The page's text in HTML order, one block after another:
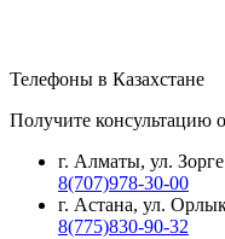
Телефоны в Казахстане
Получите консультацию
г. Алматы, ул.
8(707)978-30-00
г. Астана, ул.
8(775)830-90-32